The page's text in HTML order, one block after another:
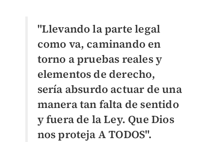
"Llevando la parte legal
como va, caminando en
torno a pruebas reales y
elementos de derecho,
sería absurdo actuar de una
manera tan falta de sentido
y fuera de la Ley. Que Dios
nos proteja A TODOS".